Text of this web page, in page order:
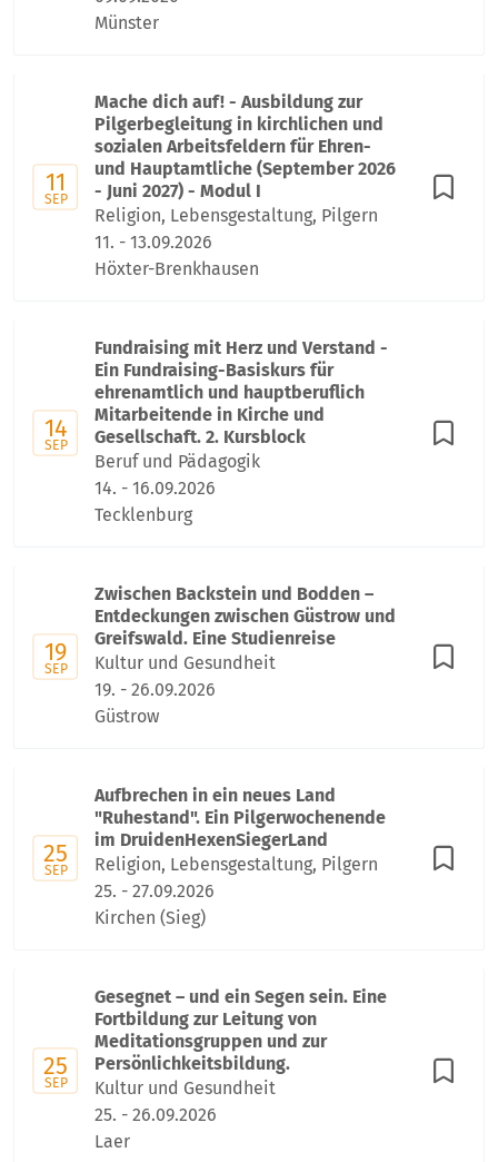
Münster
11
SEP
Mache dich auf! - Ausbildung zur
Pilgerbegleitung in kirchlichen und
sozialen Arbeitsfeldern für Ehren-
und Hauptamtliche (September 2026
- Juni 2027) - Modul I
Religion, Lebensgestaltung, Pilgern
11. - 13.09.2026
Höxter-Brenkhausen
14
SEP
Fundraising mit Herz und Verstand -
Ein Fundraising-Basiskurs für
ehrenamtlich und hauptberuflich
Mitarbeitende in Kirche und
Gesellschaft. 2. Kursblock
Beruf und Pädagogik
14. - 16.09.2026
Tecklenburg
19
SEP
Zwischen Backstein und Bodden –
Entdeckungen zwischen Güstrow und
Greifswald. Eine Studienreise
Kultur und Gesundheit
19. - 26.09.2026
Güstrow
25
SEP
Aufbrechen in ein neues Land
"Ruhestand". Ein Pilgerwochenende
im DruidenHexenSiegerLand
Religion, Lebensgestaltung, Pilgern
25. - 27.09.2026
Kirchen (Sieg)
25
SEP
Gesegnet – und ein Segen sein. Eine
Fortbildung zur Leitung von
Meditationsgruppen und zur
Persönlichkeitsbildung.
Kultur und Gesundheit
25. - 26.09.2026
Laer